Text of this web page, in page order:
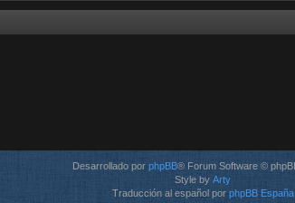
Desarrollado por phpBB® Forum Software ©
Style by Arty
Traducción al español por phpBB España